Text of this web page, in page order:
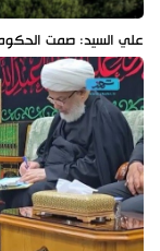
علي السيد: صمت